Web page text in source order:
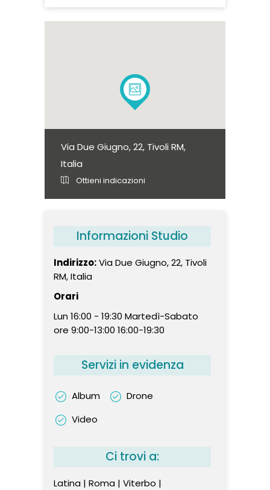
Via Due Giugno, 22, Tivoli RM,
Italia
Ottieni indicazioni
Informazioni Studio
Indirizzo:Via Due Giugno, 22, Tivoli
RM, Italia
Orari
Lun 16:00 - 19:30 Martedì-Sabato
ore 9:00-13:00 16:00-19:30
Servizi in evidenza
Album
Drone
Video
Ci trovi a:
Latina | Roma | Viterbo |